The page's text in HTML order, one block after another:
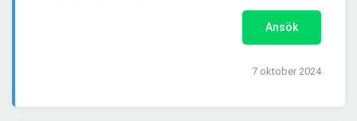
Ansök
7 oktober 2024